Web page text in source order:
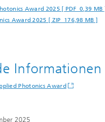
Award 2025 [ PDF 0,39 MB
Award 2025 [ ZIP 176,98 MB ]
Informationen
Photonics Award
2025